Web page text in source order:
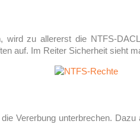
wird zu allererst die NTFS-
auf. Im Reiter Sicherheit sieht
Vererbung unterbrechen. Dazu